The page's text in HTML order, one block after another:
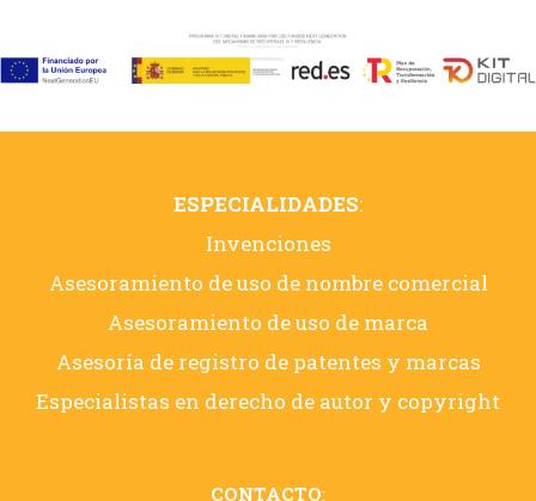
ESPECIALIDADES:
Invenciones
Asesoramiento de uso de nombre comercial
Asesoramiento de uso de marca
Asesoría de registro de patentes y marcas
Especialistas en derecho de autor y copyright
CONTACTO: